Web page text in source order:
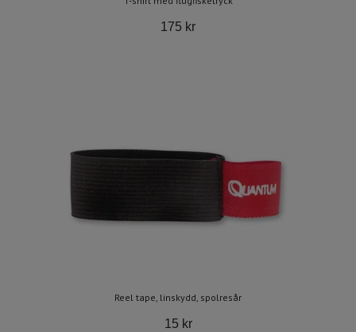
175 kr
Reel tape, linskydd, spolresår
15 kr